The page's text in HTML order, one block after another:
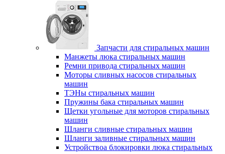
Запчасти для стиральных машин
Манжеты люка стиральных машин
Ремни привода стиральных машин
Моторы сливных насосов стиральных
машин
ТЭНы стиральных машин
Пружины бака стиральных машин
Щетки угольные для моторов стиральных
машин
Шланги сливные стиральных машин
Шланги заливные стиральных машин
Устройствоа блокировки люка стиральных